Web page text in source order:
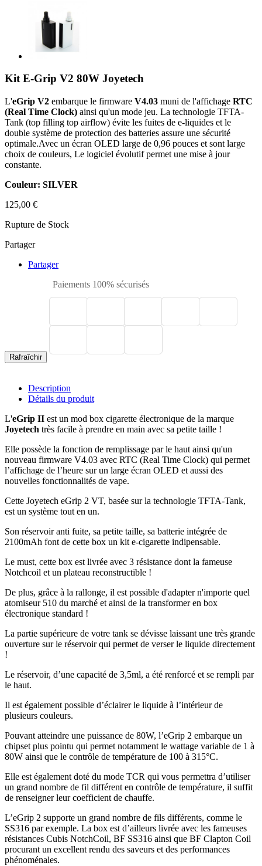
Kit E-Grip V2 80W Joyetech
L'eGrip V2 embarque le firmware V4.03 muni de l'affichage RTC
(Real Time Clock) ainsi qu'un mode jeu. La technologie TFTA-
Tank (top filling top airflow) évite les fuites de e-liquides et le
double système de protection des batteries assure une sécurité
optimale.Avec un écran OLED large de 0,96 pouces et sont large
choix de couleurs, Le logiciel évolutif permet une mise à jour
constante.
Couleur: SILVER
125,00 €
Rupture de Stock
Partager
Partager
Paiements 100% sécurisés
Description
Détails du produit
L'eGrip II est un mod box cigarette électronique de la marque
Joyetech très facile à prendre en main avec sa petite taille !
Elle possède la fonction de remplissage par le haut ainsi qu'un
nouveau firmware V4.03 avec RTC (Real Time Clock) qui permet
l’affichage de l’heure sur un large écran OLED et aussi des
nouvelles fonctionnalités de vape.
Cette Joyetech eGrip 2 VT, basée sur la technologie TFTA-Tank,
est un système tout en un.
Son réservoir anti fuite, sa petite taille, sa batterie intégrée de
2100mAh font de cette box un kit e-cigarette indipensable.
Le must, cette box est livrée avec 3 résistance dont la fameuse
Notchcoil et un plateau reconstructible !
De plus, grâce à la rallonge, il est possible d'adapter n'importe quel
atomiseur 510 du marché et ainsi de la transformer en box
électronique standard !
La partie supérieure de votre tank se dévisse laissant une très grande
ouverture sur le réservoir qui permet de verser le liquide directement
!
Le réservoir, d’une capacité de 3,5ml, a été renforcé et se rempli par
le haut.
Il est également possible d’éclairer le liquide à l’intérieur de
plusieurs couleurs.
Pouvant atteindre une puissance de 80W, l’eGrip 2 embarque un
chipset plus pointu qui permet notamment le wattage variable de 1 à
80W ainsi que le contrôle de température de 100 à 315°C.
Elle est également doté du mode TCR qui vous permettra d’utiliser
un grand nombre de fil différent en contrôle de température, il suffit
de renseigner leur coefficient de chauffe.
L’eGrip 2 supporte un grand nombre de fils différents, comme le
SS316 par exemple. La box est d’ailleurs livrée avec les fameuses
résistances Cubis NotchCoil, BF SS316 ainsi que BF Clapton Coil
procurant un excellent rendu des saveurs et des performances
phénoménales.